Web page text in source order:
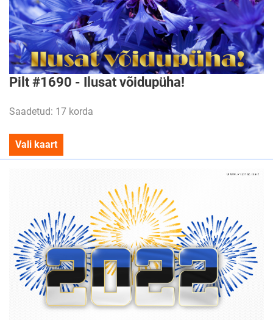
Pilt #1690 - Ilusat võidupüha!
Saadetud: 17 korda
Vali kaart